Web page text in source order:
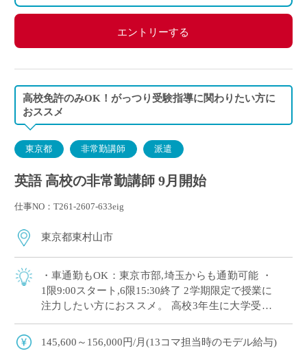
エントリーする
高校免許のみOK！がっつり受験指導に関わりたい方に
おススメ
東京都 非常勤講師 派遣
英語 高校の非常勤講師 9月開始
仕事NO：T261-2607-633eig
東京都東村山市
・車通勤もOK：東京市部,埼玉からも通勤可能 ・
1限9:00スタート,6限15:30終了 2学期限定で授業に
注力したい方におススメ。 高校3年生に大学受験
145,600～156,000円/月(13コマ担当時のモデル給与)